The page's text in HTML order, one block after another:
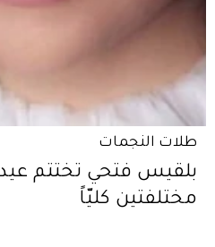
طلات النجمات
بلقيس فتحي تختتم عيد
مختلفتين كليّاً